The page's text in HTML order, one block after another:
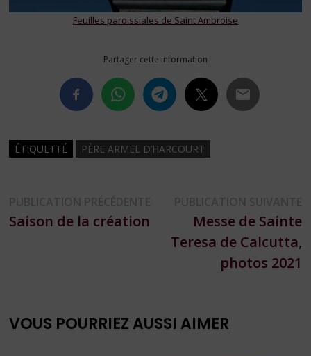
Feuilles paroissiales de Saint Ambroise
Partager cette information
ÉTIQUETTÉ PÈRE ARMEL D’HARCOURT
de
précédente :
Saison de la création
Messe de Sainte
Teresa de Calcutta,
photos 2021
VOUS POURRIEZ AUSSI AIMER